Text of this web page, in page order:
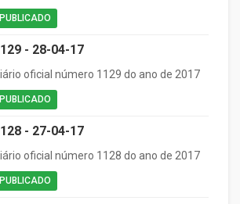
PUBLICADO
- 28-04-17
oficial número 1129 do ano de 2017
PUBLICADO
- 27-04-17
oficial número 1128 do ano de 2017
PUBLICADO